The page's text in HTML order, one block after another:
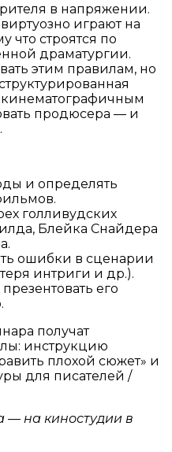
в напряжении.
играют на
что строятся по
драматургии.
этим правилам, но
продюсера — и
и определять
голливудских
Блейка Снайдера
ошибки в сценарии
интриги и др.).
его
получат
инструкцию
плохой сюжет» и
для писателей /
— на киностудии в